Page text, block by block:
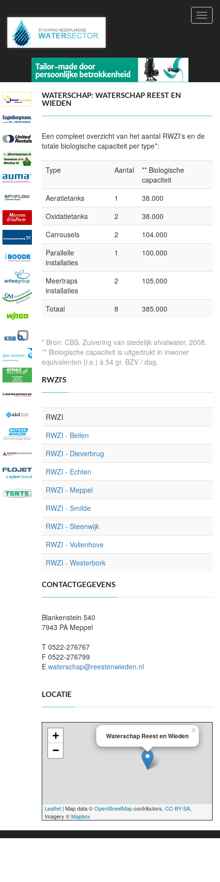
WATERSCHAP: WATERSCHAP REEST EN
WIEDEN
Een compleet overzicht van het aantal RWZI's en de
totale biologische capaciteit per type*:
Type Aantal
** Biologische
capaciteit
Aeratietanks
1
38.000
Oxidatietanks
2
38.000
Carrousels
2
104.000
Parallelle
installaties
1 100.000
Meertraps
installaties
2 105.000
Totaal 8 385.000
* Bron: CBS, Zuivering van stedelijk afvalwater, 2008.
** Biologische capaciteit is uitgedrukt in inwoner
equivalenten (i.e.) à 54 gr. BZV / dag.
RWZI'S
RWZI
RWZI - Beilen
RWZI - Dieverbrug
RWZI - Echten
RWZI - Meppel
RWZI - Smilde
RWZI - Steenwijk
RWZI - Vollenhove
RWZI - Westerbork
CONTACTGEGEVENS
Blankenstein 540
7943 PA Meppel
T 0522-276767
F 0522-276799
E waterschap@reestenwieden.nl
LOCATIE
Waterschap Reest en Wieden
×
+
−
Leaflet | Map data ©OpenStreetMapcontributors, CC-BY-SA,
Imagery ©Mapbox